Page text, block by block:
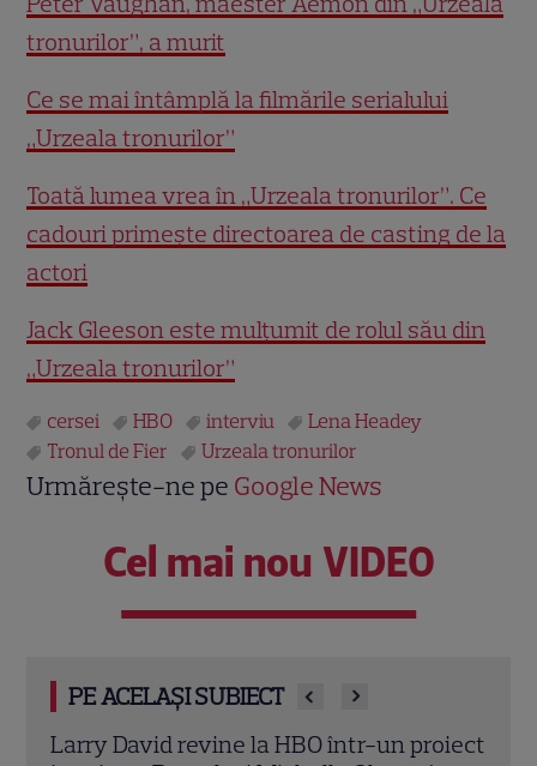
tronurilor”, a murit
Ce se mai întâmplă la filmările serialului
„Urzeala tronurilor”
Toată lumea vrea în „Urzeala tronurilor”. Ce
cadouri primește directoarea de casting de la
actori
Jack Gleeson este mulțumit de rolul său din
„Urzeala tronurilor”
cersei HBO interviu
Lena Headey
Tronul de Fier
Urzeala tronurilor
Urmărește-ne pe Google News
Cel mai nou VIDEO
PE ACELAȘI SUBIECT
Milioane de români vor fi cu ochii pe